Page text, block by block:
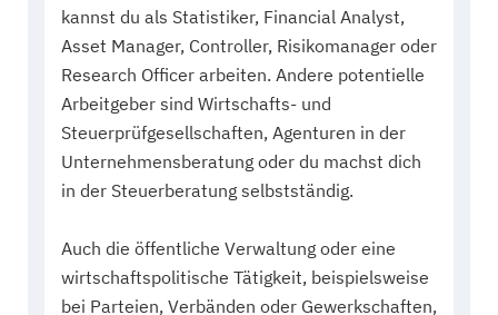
kannst du als Statistiker, Financial Analyst,
Asset Manager, Controller, Risikomanager oder
Research Officer arbeiten. Andere potentielle
Arbeitgeber sind Wirtschafts- und
Steuerprüfgesellschaften, Agenturen in der
Unternehmensberatung oder du machst dich
in der Steuerberatung selbstständig.
Auch die öffentliche Verwaltung oder eine
wirtschaftspolitische Tätigkeit, beispielsweise
bei Parteien, Verbänden oder Gewerkschaften,